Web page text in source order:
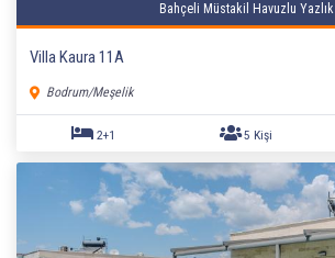
Bahçeli Müstakil Havuzlu Yazlık
Villa Kaura 11A
Bodrum/Meşelik